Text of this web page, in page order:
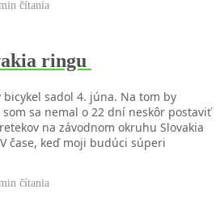
čítania
ringu
bicykel sadol 4. júna. Na tom by
sa nemal o 22 dní neskôr postaviť
na závodnom okruhu Slovakia
čase, keď moji budúci súperi
čítania